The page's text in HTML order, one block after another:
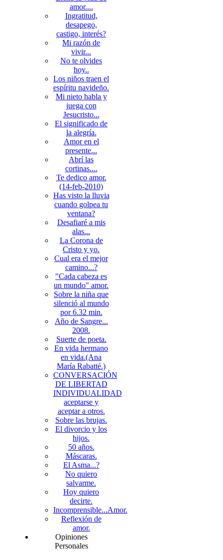
amor....
Ingratitud,
desapego,
castigo, interés?
Mi razón de
vivir...
No te olvides
hoy..
Los niños traen el
espíritu navideño.
Mi nieto habla y
juega con
Jesucristo...
El significado de
la alegría.
Amor en el
presente...
Abrí las
cortinas....
Te dedico amor.
(14-feb-2010)
Has visto la lluvia
cuando golpea tu
ventana?
Desafiaré a mis
alas...
La Corona de
Cristo y yo.
Cual era el mejor
camino...?
"Cada cabeza es
un mundo" amor.
Sobre la niña que
silenció al mundo
por 6.32 min.
Año de Sangre...
2008.
Suerte de poeta.
En vida hermano
en vida.(Ana
María Rabatté.)
CONVERSACIÓN
DE LIBERTAD
INDIVIDUALIDAD
aceptarse y
aceptar a otros.
Sobre las brujas.
El divorcio y los
hijos.
50 años.
Máscaras.
El Asma...?
No quiero
salvarme.
Hoy quiero
decirte.
Incomprensible...Amor.
Reflexión de
amor.
Opiniones
Personales